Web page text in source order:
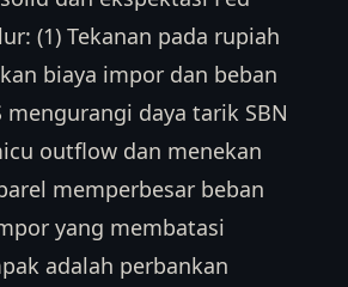
(1) Tekanan pada rupiah
biaya impor dan beban
daya tarik SBN
outflow dan menekan
memperbesar beban
yang membatasi
adalah perbankan